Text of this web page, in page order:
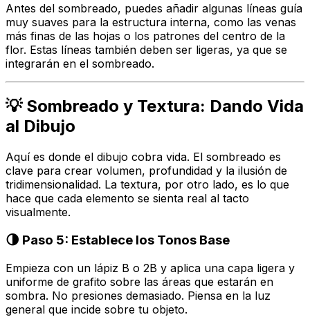
Antes del sombreado, puedes añadir algunas líneas guía
muy suaves para la estructura interna, como las venas
más finas de las hojas o los patrones del centro de la
flor. Estas líneas también deben ser ligeras, ya que se
integrarán en el sombreado.
💡 Sombreado y Textura: Dando Vida
al Dibujo
Aquí es donde el dibujo cobra vida. El sombreado es
clave para crear volumen, profundidad y la ilusión de
tridimensionalidad. La textura, por otro lado, es lo que
hace que cada elemento se sienta real al tacto
visualmente.
🌗 Paso 5: Establece los Tonos Base
Empieza con un lápiz B o 2B y aplica una capa ligera y
uniforme de grafito sobre las áreas que estarán en
sombra. No presiones demasiado. Piensa en la luz
general que incide sobre tu objeto.